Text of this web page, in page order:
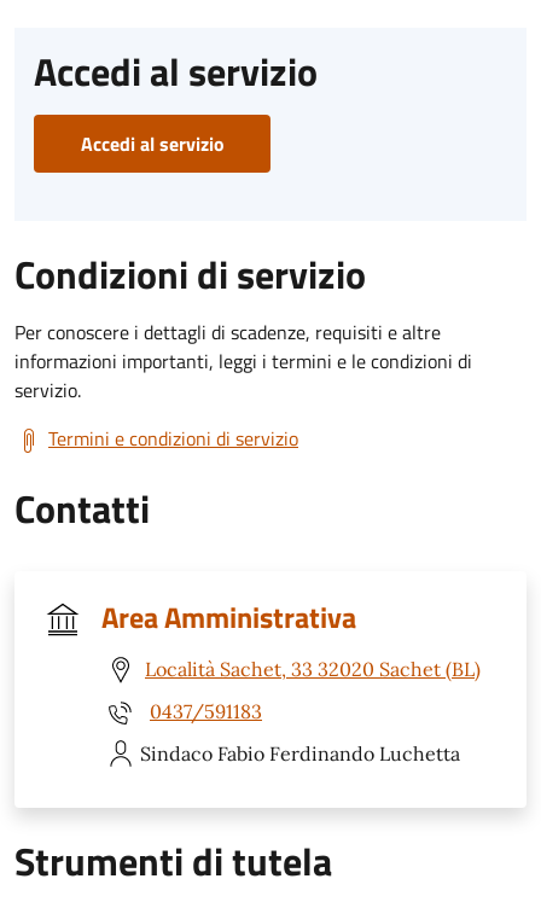
Accedi al servizio
Accedi al servizio
Condizioni di servizio
Per conoscere i dettagli di scadenze, requisiti e altre
informazioni importanti, leggi i termini e le condizioni di
servizio.
Termini e condizioni di servizio
Contatti
Area Amministrativa
Località Sachet, 33 32020 Sachet (BL)
0437/591183
Sindaco Fabio Ferdinando Luchetta
Strumenti di tutela